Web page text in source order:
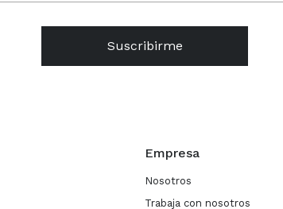
Empresa
Nosotros
Trabaja con nosotros
Suscribirme